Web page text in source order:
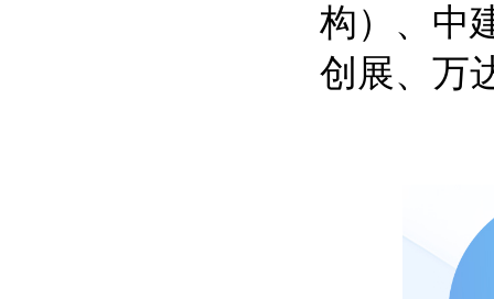
构）、中
创展、万